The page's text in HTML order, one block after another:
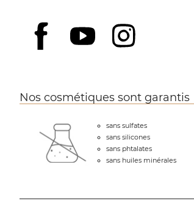
Facebook
YouTube
Nos cosmétiques sont garantis
sans sulfates
sans silicones
sans phtalates
sans huiles minérales